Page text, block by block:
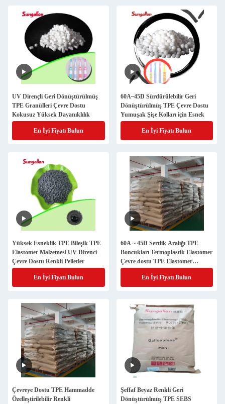
UV Dirençli Geri Dönüştürülmüş
TPE Granülleri Çevre Dostu
Kokusuz Yüksek Dayanıklılık
En İyi Fiyatı Bulun
60A~45D Sürdürülebilir Geri
Dönüştürülmüş TPE Çevre Dostu
Yumuşak Şişe Kolları için Esnek
En İyi Fiyatı Bulun
Yüksek Esneklik TPE Bileşik TPE
Elastomer Malzemesi UV Direnci
Çevre Dostu Renkli Pelletler
En İyi Fiyatı Bulun
60A ~ 45D Sertlik Aralığı TPE
Boncukları Termoplastik Elastomer
Çevre dostu TPE Elastomer
Malzemesi
En İyi Fiyatı Bulun
Çevreye Dostu TPE Hammadde
Özelleştirilebilir Renkli
Şeffaf Beyaz Renkli Geri
Dönüştürülmüş TPE SEBS